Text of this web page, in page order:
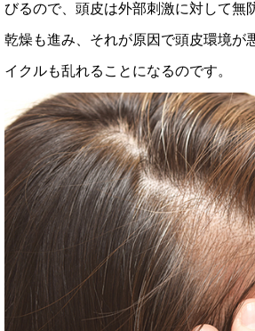
びるので、頭皮は外部刺激に対して無
乾燥も進み、それが原因で頭皮環境が
イクルも乱れることになるのです。